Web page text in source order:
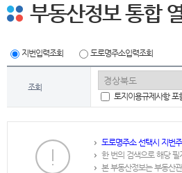
부동산정보 통합
지번입력조회 도로명주소입력조회
조회
토지이용규제사항 포
도로명주소 선택시 지번
한 번의 검색으로 해당 필
본 부동산정보는 부동산